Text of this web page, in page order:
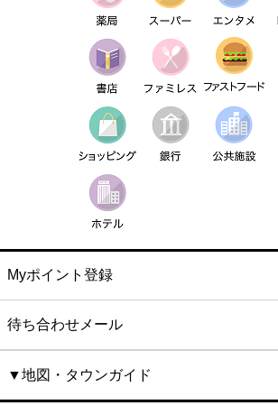
Myポイント登録
待ち合わせメール
▼地図・タウンガイド